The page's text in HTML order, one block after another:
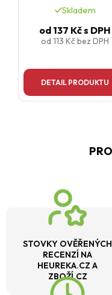
Skladem
od 137 Kčs DPH
od 113 Kčbez DPH
DETAIL PRODUKTU
STOVKY OVĚŘENÝCH
RECENZÍ NA
HEUREKA.CZ A
ZBOŽÍ.CZ